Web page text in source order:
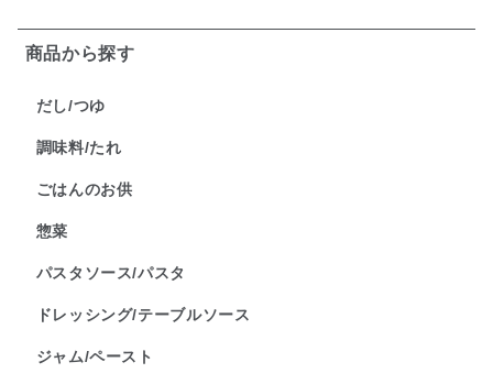
商品から探す
だし/つゆ
調味料/たれ
ごはんのお供
惣菜
パスタソース/パスタ
ドレッシング/テーブルソース
ジャム/ペースト